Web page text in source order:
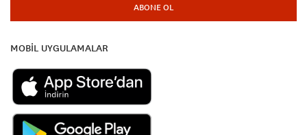
ABONE OL
MOBİL UYGULAMALAR